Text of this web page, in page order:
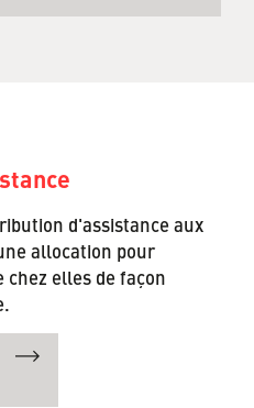
AVS
E-
d'assistance aux
allocation pour
chez elles de façon